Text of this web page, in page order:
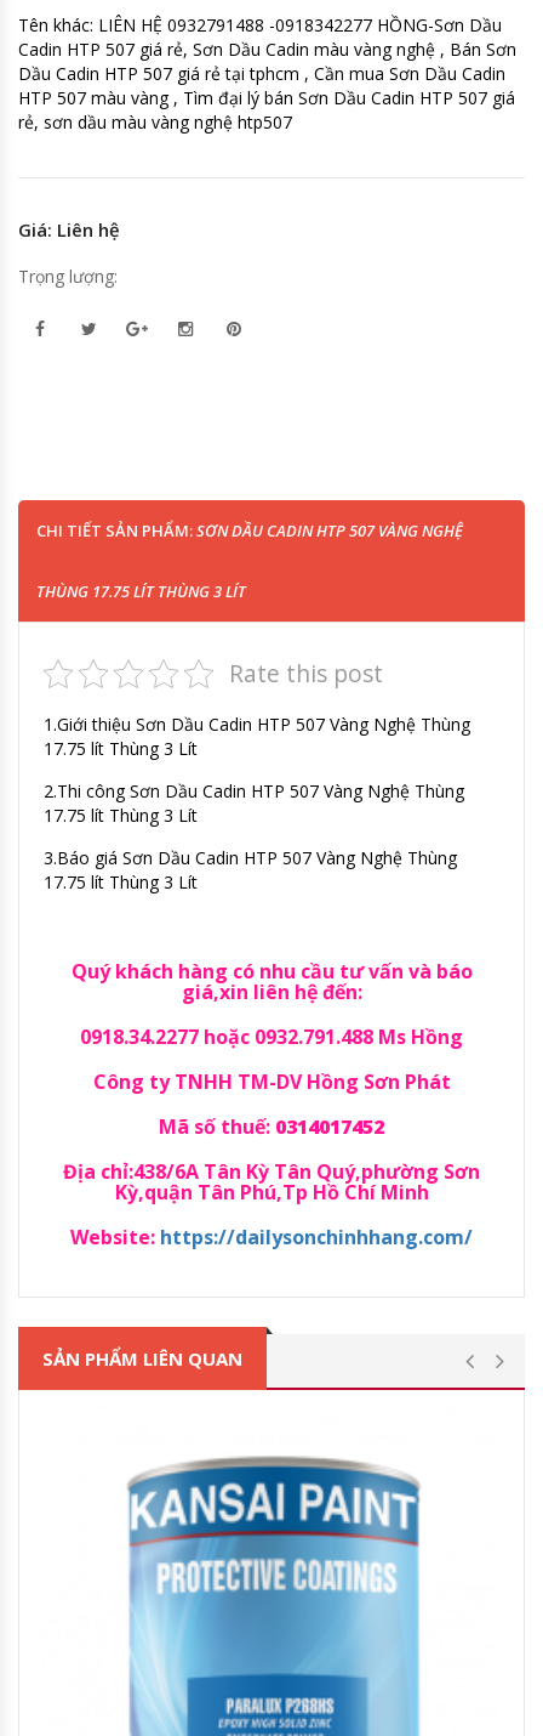
Tên khác: LIÊN HỆ 0932791488 -0918342277 HỒNG-Sơn Dầu
Cadin HTP 507 giá rẻ, Sơn Dầu Cadin màu vàng nghệ , Bán Sơn
Dầu Cadin HTP 507 giá rẻ tại tphcm , Cần mua Sơn Dầu Cadin
HTP 507 màu vàng , Tìm đại lý bán Sơn Dầu Cadin HTP 507 giá
rẻ, sơn dầu màu vàng nghệ htp507
Giá: Liên hệ
Trọng lượng:
CHI TIẾT SẢN PHẨM:SƠN DẦU CADIN HTP 507 VÀNG NGHỆ
THÙNG 17.75 LÍT THÙNG 3 LÍT
Rate this post
1.Giới thiệu Sơn Dầu Cadin HTP 507 Vàng Nghệ Thùng
17.75 lít Thùng 3 Lít
2.Thi công Sơn Dầu Cadin HTP 507 Vàng Nghệ Thùng
17.75 lít Thùng 3 Lít
3.Báo giá Sơn Dầu Cadin HTP 507 Vàng Nghệ Thùng
17.75 lít Thùng 3 Lít
Quý khách hàng có nhu cầu tư vấn và báo
giá,xin liên hệ đến:
0918.34.2277 hoặc 0932.791.488 Ms Hồng
Công ty TNHH TM-DV Hồng Sơn Phát
Mã số thuế: 0314017452
Địa chỉ:438/6A Tân Kỳ Tân Quý,phường Sơn
Kỳ,quận Tân Phú,Tp Hồ Chí Minh
Website: https://dailysonchinhhang.com/
SẢN PHẨM LIÊN QUAN